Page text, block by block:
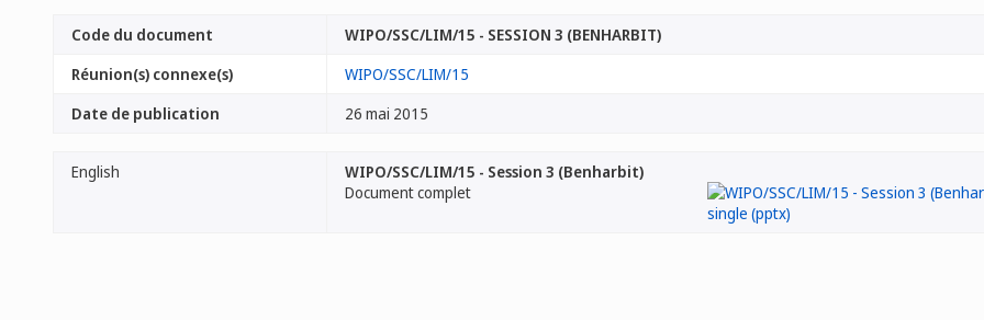
Code du document
WIPO/SSC/LIM/15 - SESSION 3 (BENHARBIT)
Réunion(s) connexe(s)
WIPO/SSC/LIM/15
Date de publication
26 mai 2015
English
WIPO/SSC/LIM/15 - Session 3 (Benharbit)
Document complet